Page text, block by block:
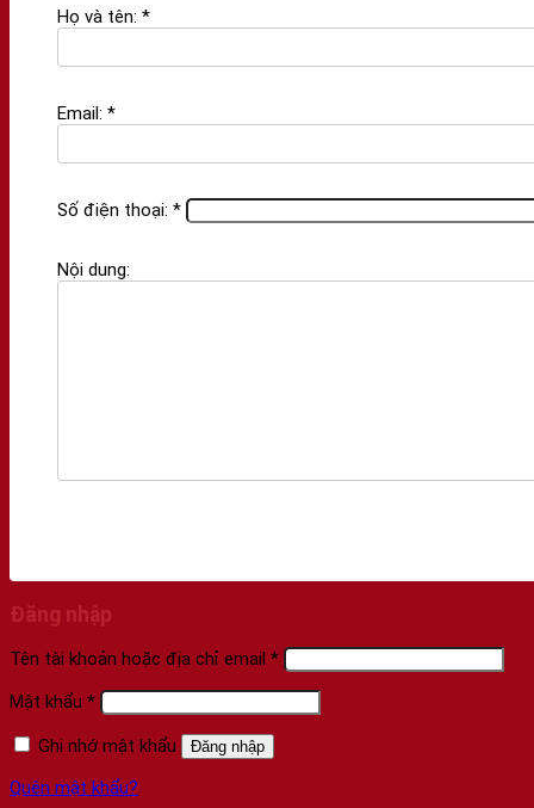
Họ và tên: *
Email: *
Số điện thoại: *
Nội dung:
Đăng nhập
Tên tài khoản hoặc địa chỉ email *
Mật khẩu *
Ghi nhớ mật khẩu Đăng nhập
Quên mật khẩu?